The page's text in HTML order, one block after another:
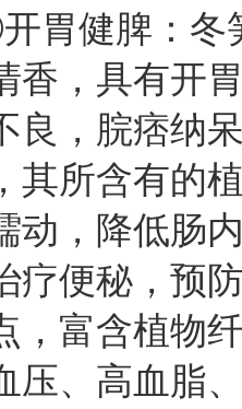
胃健脾：冬
香，具有开
良，脘痞纳
其所含有的
动，降低肠
疗便秘，预
，富含植物
压、高血脂